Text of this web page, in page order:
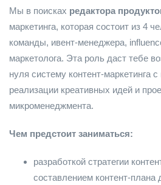
Мы в поисках редактора
маркетинга, которая состоит из 4
команды, ивент-менеджера,
маркетолога. Эта роль даст тебе
нуля систему контент-маркетинга
реализации креативных идей и
микроменеджмента.
Чем предстоит заниматься:
разработкой стратегии
составлением контент-плана